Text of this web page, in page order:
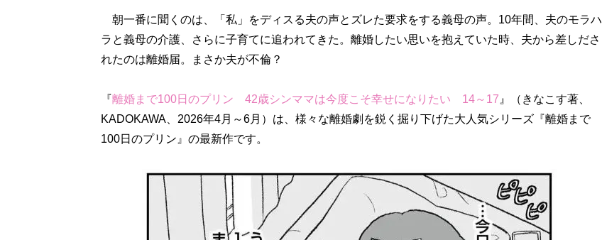
朝一番に聞くのは、「私」をディスる夫の声とズレた要求をする義母の声。10年間、夫のモラハ
ラと義母の介護、さらに子育てに追われてきた。離婚したい思いを抱えていた時、夫から差しださ
れたのは離婚届。まさか夫が不倫？
『離婚まで100日のプリン 42歳シンママは今度こそ幸せになりたい 14～17 』（きなこす著、
KADOKAWA、2026年4月～6月）は、様々な離婚劇を鋭く掘り下げた大人気シリーズ『離婚まで
100日のプリン』の最新作です。